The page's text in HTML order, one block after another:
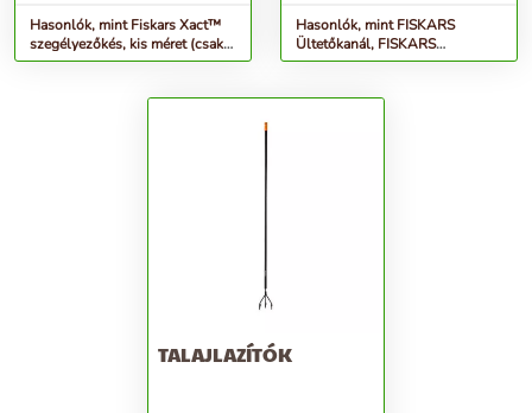
Hasonlók, mint Fiskars Xact™
szegélyezőkés, kis méret (csak
rendelésre)
Hasonlók, mint FISKARS
Ültetőkanál, FISKARS
&quot;Ergo&quot;
TALAJLAZÍTÓK